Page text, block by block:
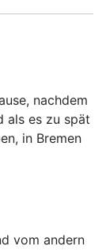
nachdem
als es zu spät
in Bremen
vom andern